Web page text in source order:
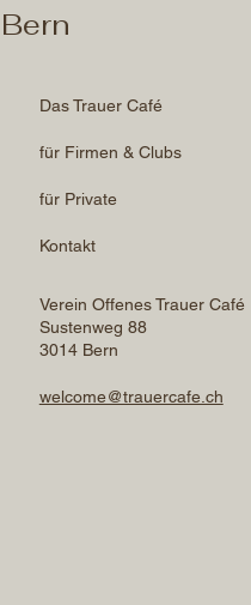
Das Trauer Café
für Firmen & Clubs
für Private
Kontakt
Verein Offenes Trauer Café
Sustenweg 88
3014 Bern
welcome@trauercafe.ch